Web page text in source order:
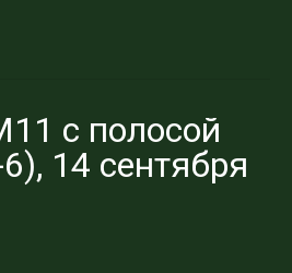
с полосой
14 сентября